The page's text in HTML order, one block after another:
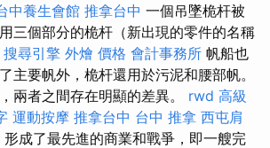
中養生會館 推拿台中 一個吊墜桅杆被
三個部分的桅杆（新出現的零件的名稱
搜尋引擎 外燴 價格 會計事務所 帆船也
主要帆外，桅杆還用於污泥和腰部帆。
兩者之間存在明顯的差異。 rwd 高級
運動按摩 推拿台中 台中 推拿 西屯肩
形成了最先進的商業和戰爭，即一艘完